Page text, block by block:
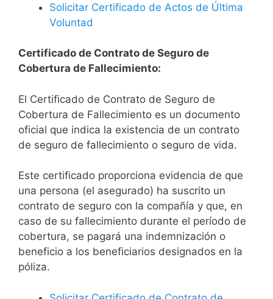
Solicitar Certificado de Actos de Última
Voluntad
Certificado de Contrato de Seguro de
Cobertura de Fallecimiento:
El Certificado de Contrato de Seguro de
Cobertura de Fallecimiento es un documento
oficial que indica la existencia de un contrato
de seguro de fallecimiento o seguro de vida.
Este certificado proporciona evidencia de que
una persona (el asegurado) ha suscrito un
contrato de seguro con la compañía y que, en
caso de su fallecimiento durante el período de
cobertura, se pagará una indemnización o
beneficio a los beneficiarios designados en la
póliza.